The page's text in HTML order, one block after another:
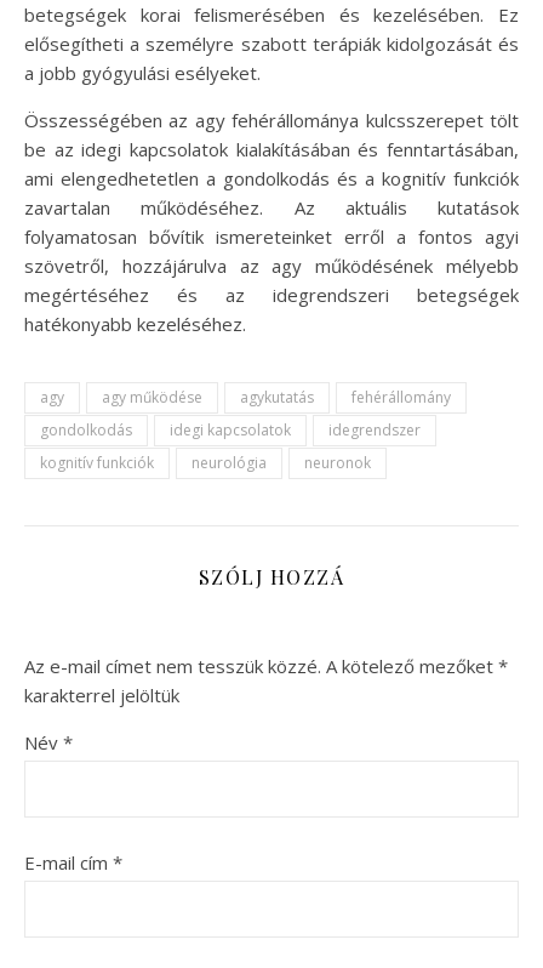
betegségek korai felismerésében és kezelésében. Ez
elősegítheti a személyre szabott terápiák kidolgozását és
a jobb gyógyulási esélyeket.
Összességében az agy fehérállománya kulcsszerepet tölt
be az idegi kapcsolatok kialakításában és fenntartásában,
ami elengedhetetlen a gondolkodás és a kognitív funkciók
zavartalan működéséhez. Az aktuális kutatások
folyamatosan bővítik ismereteinket erről a fontos agyi
szövetről, hozzájárulva az agy működésének mélyebb
megértéséhez és az idegrendszeri betegségek
hatékonyabb kezeléséhez.
agy agy működése agykutatás
fehérállomány
gondolkodás
idegi kapcsolatok
idegrendszer
kognitív funkciók
neurológia neuronok
SZÓLJ HOZZÁ
Az e-mail címet nem tesszük közzé. A kötelező mezőket *
karakterrel jelöltük
Név *
E-mail cím *